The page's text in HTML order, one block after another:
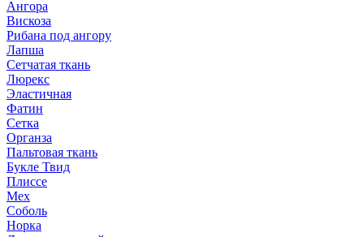
Ангора
Вискоза
Рибана под ангору
Лапша
Сетчатая ткань
Люрекс
Эластичная
Фатин
Сетка
Органза
Пальтовая ткань
Букле Твид
Плиссе
Мех
Соболь
Норка